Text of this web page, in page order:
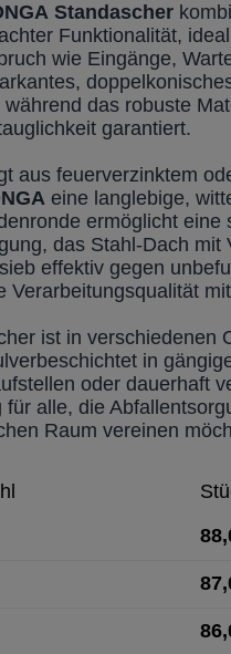
Standascher
Funktionalität,
wie Eingänge,
während das robuste
garantiert.
aus feuerverzinktem
eine langlebige,
ermöglicht eine
das Stahl-Dach mit
effektiv gegen
Verarbeitungsqualität
ist in verschiedenen
in
oder dauerhaft
für alle, die
Raum vereinen